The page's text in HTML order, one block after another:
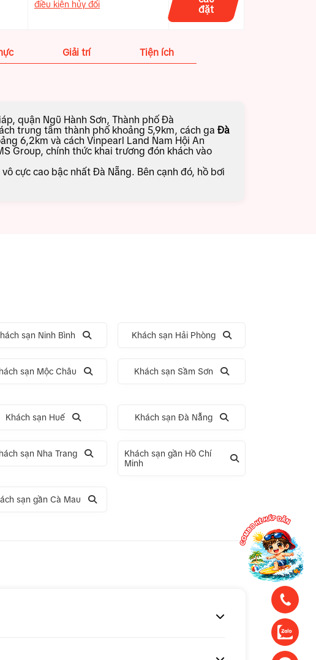
điều kiện hủy đổi
đặt
Giải trí
Tiện ích
quận Ngũ Hành Sơn, Thành phố Đà
trung tâm thành phố khoảng 5,9km, cách ga Đà
6,2km và cách Vinpearl Land Nam Hội An
Group, chính thức khai trương đón khách vào
cực cao bậc nhất Đà Nẵng. Bên cạnh đó, hồ bơi
sạn Ninh Bình Khách sạn Hải Phòng
sạn Mộc Châu Khách sạn Sầm Sơn
Khách sạn Huế Khách sạn Đà Nẵng
sạn Nha Trang
Khách sạn gần Hồ Chí
Minh
sạn gần Cà Mau